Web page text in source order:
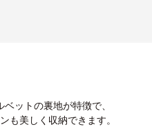
ットの裏地が特徴で、
も美しく収納できます。